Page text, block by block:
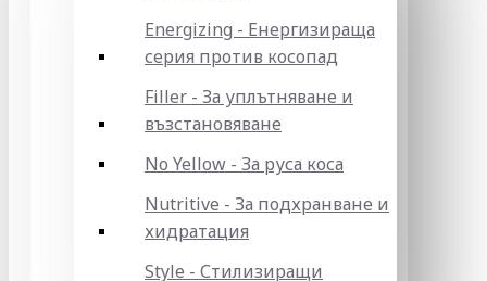
Energizing - Енергизираща
серия против косопад
Filler - За уплътняване и
възстановяване
No Yellow - За руса коса
Nutritive - За подхранване и
хидратация
Style - Стилизиращи